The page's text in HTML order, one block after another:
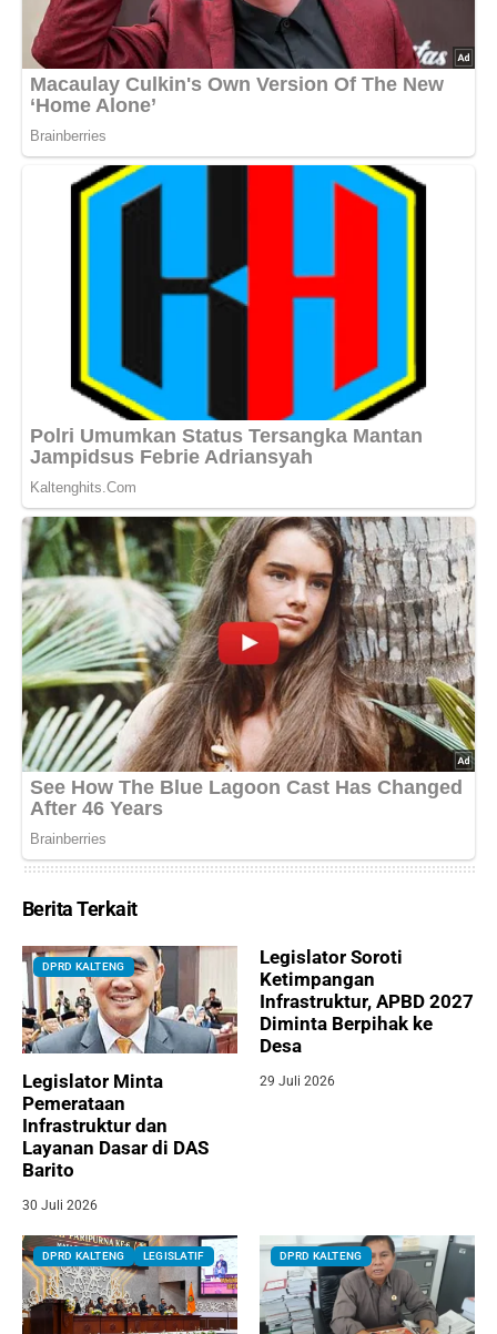
Berita Terkait
DPRD KALTENG
Legislator Minta
Pemerataan
Infrastruktur dan
Layanan Dasar di DAS
Barito
30 Juli 2026
Legislator Soroti
Ketimpangan
Infrastruktur, APBD 2027
Diminta Berpihak ke
Desa
29 Juli 2026
DPRD KALTENG LEGISLATIF DPRD KALTENG